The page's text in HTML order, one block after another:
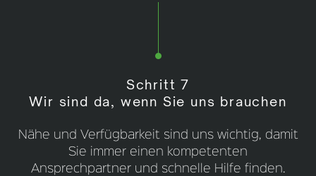
Schritt 7
Wir sind da, wenn Sie uns brauchen
Nähe und Verfügbarkeit sind uns wichtig, damit
Sie immer einen kompetenten
Ansprechpartner und schnelle Hilfe finden.